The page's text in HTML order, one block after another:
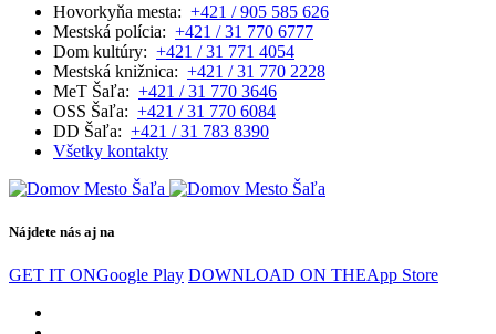
Hovorkyňa mesta: +421 / 905 585 626
Mestská polícia: +421 / 31 770 6777
Dom kultúry: +421 / 31 771 4054
Mestská knižnica: +421 / 31 770 2228
MeT Šaľa: +421 / 31 770 3646
OSS Šaľa: +421 / 31 770 6084
DD Šaľa: +421 / 31 783 8390
Všetky kontakty
Nájdete nás aj na
GET IT ONGoogle Play DOWNLOAD ON THEApp Store